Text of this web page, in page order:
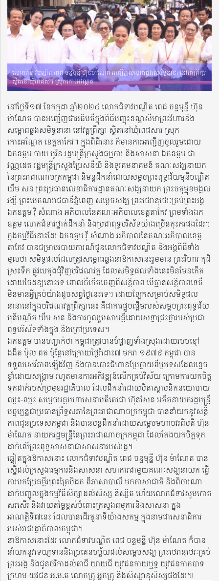
លោកជំទាវបណ្ឌិត ពេជ ចន្ទមុន្នី ហ៊ុនម៉ាណែត អញ្ជើញសម្ពោធឆ្លងសមិទ្ធនានា នៅវត្តព្រឹក្សា
ស្ថិតនៅឃុំពេជសារ ស្រុកកោះអណ្តែត
នៅថ្ងៃទី១៧ ខែកក្កដា ឆ្នាំ២០២៤ លោកជំទាវបណ្ឌិត ពេជ ចន្ទមុន្នី ហ៊ុន
ម៉ាណែត បានអញ្ជើញជាអធិបតីក្នុងពិធីបញ្ចុះខណ្ឌសីមាព្រះវិហារនិង
សម្ពោធឆ្លងសមិទ្ធនានា នៅវត្តព្រឹក្សា ស្ថិតនៅឃុំពេជសារ ស្រុក
កោះអណ្តែត ខេត្តតាកែវ។ ក្នុងពិធីនោះ ក៏មានការអញ្ជើញចូលរួមដោយ
ឯកឧត្តម ចាយ បូរិន រដ្ឋមន្រ្តីក្រសួងធម្មការ និងសាសនា ឯកឧត្តម ជា
វណ្ណដេត រដ្ឋមន្រ្តីក្រសួងប្រៃសនីយ៍ និងទូរគមនាគមន៍ គណៈសង្ឃនាយក
នៃព្រះរាជាណាចក្រកម្ពុជា និមន្តដឹកនាំដោយសម្តចព្រះពុទ្ធជ័យមុនីបណ្ឌិត
ឃឹម សន ព្រះប្រធានលេខាធិការដ្ឋានគណៈសង្ឃនាយក ព្រះចតុម្មុខមង្គល
រង្សី ព្រះមេគណរាជធានីភ្នំពេញ សម្តេចសង្ឃ ព្រះថេរានុថេរៈគ្រប់ព្រះអង្គ
ឯកឧត្តម វុី សំណាង អភិបាលនៃគណៈអភិបាលខេត្តតាកែវ ព្រមទាំងឯក
ឧត្តម លោកជំទាវថ្នាក់ដឹកនាំ និងប្រជាពុទ្ធបរិស័ទយ៉ាងច្រើនកុះករផងដែរ។
ក្នុងកម្មវិធីនោះដែរ ឯកឧត្តម វុី សំណាង អភិបាលនៃគណៈអភិបាលខេត្ត
តាកែវ បានជម្រាបរបាយការណ៍ជូនលោកជំទាវបណ្ឌិត និងអង្គពិធីទាំង
មូលថា សមិទ្ធផលដែលត្រូវសម្ពោធឆ្លងនាឱកាសនេះរួមមាន ព្រះវិហារ កុដិ
ស្រះទឹក ផ្លូវបេតុងជុំវិញបរិវេណវត្ត ដែលសមិទ្ធផលទាំងនេះមិនមែនកើត
ដោយចៃដន្យនោះទេ ពោលគឺកើតចេញពីសន្តិភាព បើគ្មានសន្តិភាពទេគឺ
មិនមានអ្វីគ្រប់យ៉ាងដូចសព្វថ្ងៃនេះទេ។ ដោយឡែកសម្រាប់សមិទ្ធផល
នានានៅក្នុងបរិវេណវត្តព្រឹក្សានេះ គឺជាការផ្តួចផ្តើមរបស់សម្តចព្រះពុទ្ធជ័យ
មុនីបណ្ឌិត ឃឹម សន និងការចូលរួមសាមគ្គីដោយសទ្ធាជ្រះថ្លារបស់ប្រជា
ពុទ្ធបរិស័ទទាំងក្នុង និងក្រៅប្រទេស។
ឯកឧត្តម បានបញ្ជាក់ថា កម្ពុជាត្រូវបានបំផ្លាញទាំងស្រុងដោយរបបខ្មៅ
ងងឹត ប៉ុល ពត ប៉ុន្តែនៅក្រោយថ្ងៃរំដោះ៧ មករា ១៩៧៩ កម្ពុជា បាន
ទទួលសេរីភាពឡើងវិញ និងបានបោះជំហានប្រែក្លាយពីប្រទេសដែលខ្ទេច
ខ្ទាំដោយសង្រ្គាម រហូតមានការអភិវឌ្ឍន៍លើកគ្រប់វិស័យ ក្រោមការយកចិត្ត
ទុកដាក់របស់ប្រមុខរដ្ឋាភិបាល ដែលដឹកនាំដោយបិតាស្ថាបនិកនយោបាយ
ឈ្នះ-ឈ្នះ សម្តេចអគ្គមហាសេនាបតីតេជោ ហ៊ុនសែន អតីតនាយករដ្ឋមន្រ្តី
បច្ចុប្បន្នជាប្រធានព្រឹទ្ធសភានៃព្រះរាជាណាចក្រកម្ពុជា បាននាំយកនូវសន្តិ
ភាពជូនប្រទេសកម្ពុជា និងបានបន្តដឹកនាំដោយសម្តេចមហាបវរធិបតី ហ៊ុន
ម៉ាណែត នាយករដ្ឋមន្រ្តីនៃព្រះរាជាណាចក្រកម្ពុជា ដែលតែងយកចិត្តទុក
ដាក់លើព្រះពុទ្ធសាសនាជាសាសនារបស់រដ្ឋ។
ឆ្លៀតក្នុងឱកាសនោះ លោកជំទាវបណ្ឌិត ពេជ ចន្ទមុន្នី ហ៊ុន ម៉ាណែត បាន
ស្នើដល់ក្រសួងធម្មការនិងសាសនា សហការជាមួយគណៈសង្ឃនាយក ធ្វើ
ការបកប្រែគម្ពីរព្រះត្រៃបិដក ពីភាសាបាលី មកភាសាជាតិ និងពិចារណា
ដាក់បញ្ចូលក្នុងកម្មវិធីសិក្សាដល់សិស្ស និស្សិត ហើយលោកជំទាវសូមកោត
សរសើរ និងវាយតម្លៃខ្ពស់ចំពោះក្រសួងធម្មការនិងសាសនា ក្នុង
អាណត្តិទី៧នេះ ដែលបានដើរតួនាទីយ៉ាងសកម្ម ក្នុងនាមជាសេនាធិការ
របស់រាជរដ្ឋាភិបាលកម្ពុជា។
នាឱកាសនោះដែរ លោកជំទាវបណ្ឌិត ពេជ ចន្ទមុន្នី ហ៊ុន ម៉ាណែត ក៏បាន
នាំយកនូវទេយ្យទាននិងប្រគេនបច្ច័យដល់សម្តេចសង្ឃ ព្រះថេរានុថេរៈគ្រប់
ព្រះអង្គ និងជូនថវិកាដល់តាជី យាយជី យុវជនកាយឬទ្ធ យុវជនកាកបាទ
ក្រហម យុវជន អ.ម.ត លោកគ្រូ អ្នកគ្រូ និងសិស្សានុសិស្សផងដែរ៕